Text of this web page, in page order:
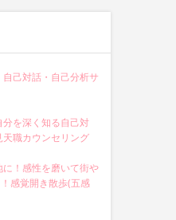
己対話・自己分析サ
を深く知る自己対
職カウンセリング
！感性を磨いて街や
感覚開き散歩(五感